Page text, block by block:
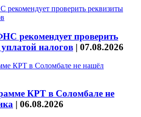
рекомендует проверить
налогов | 07.08.2026
КРТ в Соломбале не
| 06.08.2026